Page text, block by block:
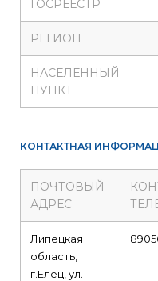
ГОСРЕЕСТР
РЕГИОН
НАСЕЛЕННЫЙ
ПУНКТ
КОНТАКТНАЯ
ПОЧТОВЫЙ
АДРЕС
Липецкая
область,
г.Елец, ул.